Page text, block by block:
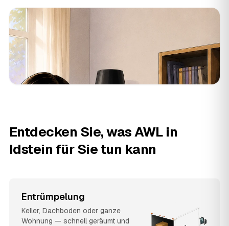
Entdecken Sie, was AWL in
Idstein für Sie tun kann
Entrümpelung
Keller, Dachboden oder ganze
Wohnung — schnell geräumt und